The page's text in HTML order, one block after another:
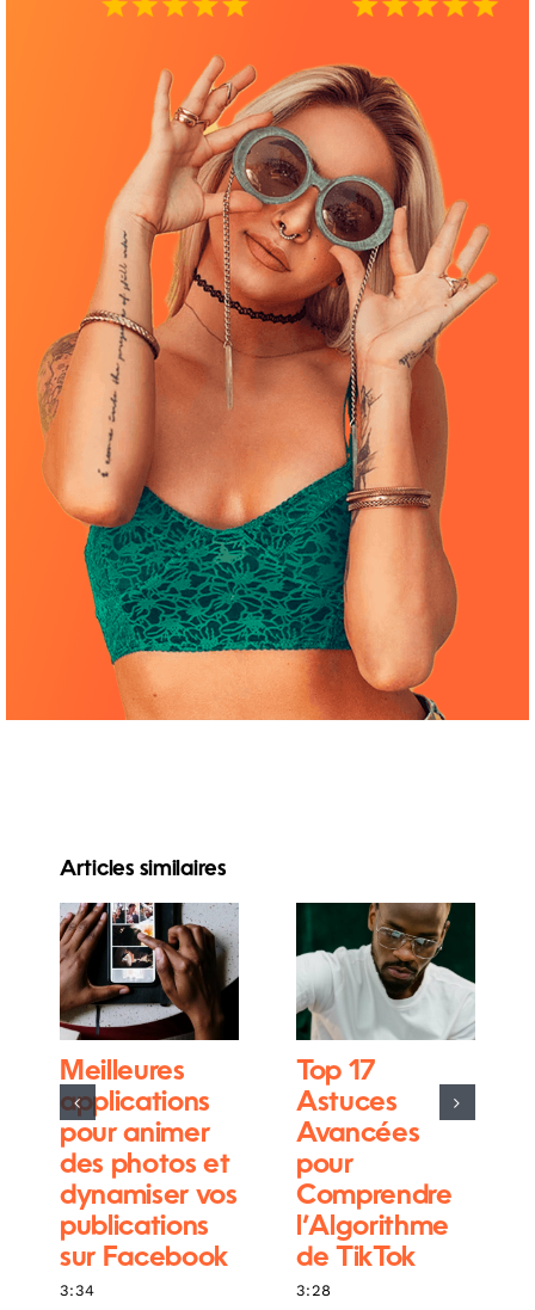
Articles similaires
Meilleures
applications
pour animer
des photos et
dynamiser vos
publications
sur Facebook
3:34
Top 17
Astuces
Avancées
pour
Comprendre
l’Algorithme
de TikTok
3:28